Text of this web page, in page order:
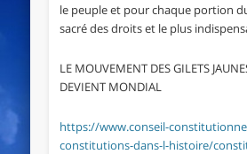
le peuple et pour chaque portion
sacré des droits et le plus
LE MOUVEMENT DES GILETS
DEVIENT MONDIAL
https://www.conseil-
constitutions-dans-l-histoire/